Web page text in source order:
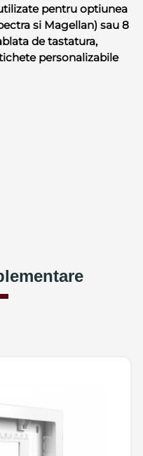
pentru optiunea
si Magellan) sau 8
de tastatura,
personalizabile